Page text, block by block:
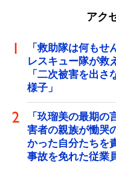
アク
「救助隊は何もせ
レスキュー隊が
「二次被害を出
様子」
「玖瑠美の最期
害者の親族が慟哭
かった自分たちを
事故を免れた従業